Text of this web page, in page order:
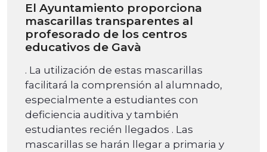
El Ayuntamiento proporciona
mascarillas transparentes al
profesorado de los centros
educativos de Gavà
. La utilización de estas mascarillas
facilitará la comprensión al alumnado,
especialmente a estudiantes con
deficiencia auditiva y también
estudiantes recién llegados . Las
mascarillas se harán llegar a primaria y